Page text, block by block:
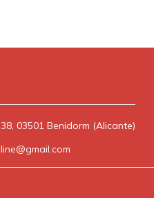
03501 Benidorm (Alicante)